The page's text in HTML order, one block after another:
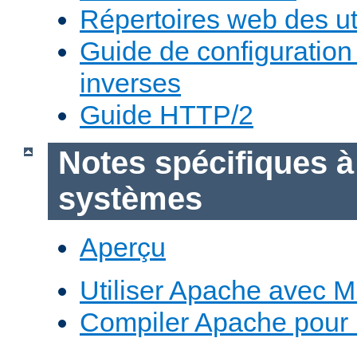
Répertoires web des
Guide de
inverses
Guide HTTP/2
Notes spécifiques
systèmes
Aperçu
Utiliser Apache avec
Compiler Apache